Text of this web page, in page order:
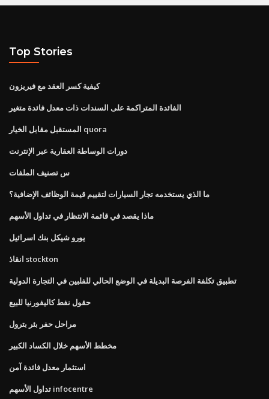
Top Stories
كيفية كسر العقد مع فيريزون
الفائدة المتراكمة على السندات ذات معدل فائدة متغير
المستقبل مقابل الخيار quora
دورات الوساطة العقارية عبر الإنترنت
س تصنيف الملفات
ما الذي يستخدمه تجار السيارات لتقييم قيمة الوظائف الإضافية؟
ماذا يقصد في قائمة الانتظار في تداول الأسهم
يورو شيكل بنك اسرائيل
انقاذ stockton
تطبيق تكلفة الفرصة البديلة في الوضع الحالي للفلبين في التجارة الدولية
حقول نفط كاليفورنيا للبيع
مراحل حفر بئر بترول
مخطط الأسهم خلال الكساد الكبير
استثمار معدل فائدة آمن
تداول الأسهم infocentre